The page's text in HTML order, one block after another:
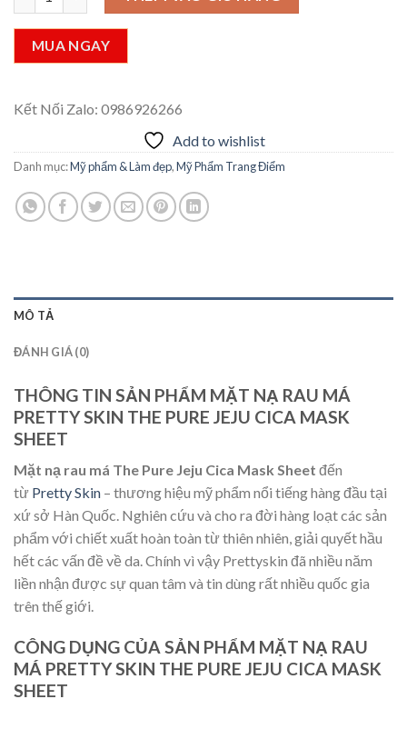
MUA NGAY
Kết Nối Zalo: 0986926266
Add to wishlist
Danh mục:Mỹ phẩm & Làm đẹp,Mỹ Phẩm Trang Điểm
MÔ TẢ
ĐÁNH GIÁ (0)
THÔNG TIN SẢN PHẨM MẶT NẠ RAU MÁ
PRETTY SKIN THE PURE JEJU CICA MASK
SHEET
Mặt nạ rau má The Pure Jeju Cica Mask Sheet đến
từ Pretty Skin – thương hiệu mỹ phẩm nổi tiếng hàng đầu tại
xứ sở Hàn Quốc. Nghiên cứu và cho ra đời hàng loạt các sản
phẩm với chiết xuất hoàn toàn từ thiên nhiên, giải quyết hầu
hết các vấn đề về da. Chính vì vậy Prettyskin đã nhiều năm
liền nhận được sự quan tâm và tin dùng rất nhiều quốc gia
trên thế giới.
CÔNG DỤNG CỦA SẢN PHẨM MẶT NẠ RAU
MÁ PRETTY SKIN THE PURE JEJU CICA MASK
SHEET